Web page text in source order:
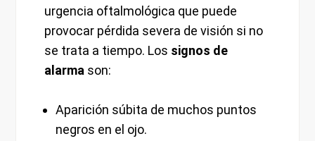
urgencia oftalmológica que puede
provocar pérdida severa de visión si no
se trata a tiempo. Los signos de
alarma son:
Aparición súbita de muchos puntos
negros en el ojo.